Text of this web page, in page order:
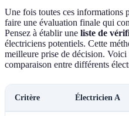
Une fois toutes ces informations
faire une évaluation finale qui
Pensez à établir une liste de
électriciens potentiels. Cette
meilleure prise de décision.
comparaison entre différents
Critère Électricien A